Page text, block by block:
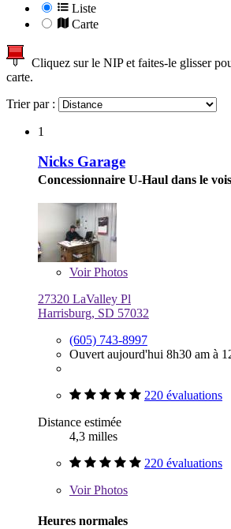
Liste
Carte
Cliquez sur le NIP et faites-le glisser
carte.
Trier par :
1
Nicks Garage
Concessionnaire U-Haul dans le
VoirPhotos
27320 LaValley Pl
Harrisburg, SD 57032
(605) 743-8997
Ouvert aujourd'hui 8h30 am à
220 évaluations
Distance estimée
4,3 milles
220 évaluations
VoirPhotos
Heures normales